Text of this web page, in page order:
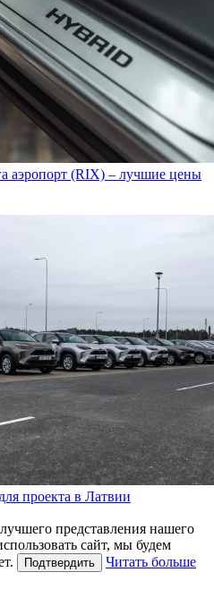
аэропорт (RIX) – лучшие цены
проекта в Латвии
представления нашего
сайт, мы будем
Подтвердить Читать больше